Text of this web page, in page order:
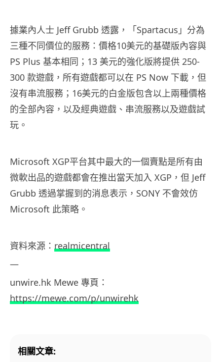
據業內人士 Jeff Grubb 透露，「Spartacus」分為
三種不同價位的服務：價格10美元的基礎版內容與
PS Plus 基本相同；13 美元的強化版將提供 250-
300 款遊戲，所有遊戲都可以在 PS Now 下載，但
沒有串流服務；16美元的白金版包含以上兩種價格
的全部內容，以及經典遊戲、串流服務以及遊戲試
玩。
Microsoft XGP平台其中最大的一個賣點是所有由
微軟出品的遊戲都會在推出當天加入 XGP，但 Jeff
Grubb 透過掌握到的消息表示，SONY 不會效仿
Microsoft 此策略。
資料來源： realmicentral
—
unwire.hk Mewe 專頁：
https://mewe.com/p/unwirehk
相關文章: